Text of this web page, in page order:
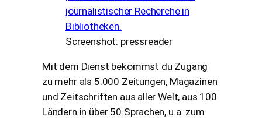
Screenshot: pressreader
Mit dem Dienst bekommst du Zugang
zu mehr als 5.000 Zeitungen, Magazinen
und Zeitschriften aus aller Welt, aus 100
Ländern in über 50 Sprachen, u.a. zum